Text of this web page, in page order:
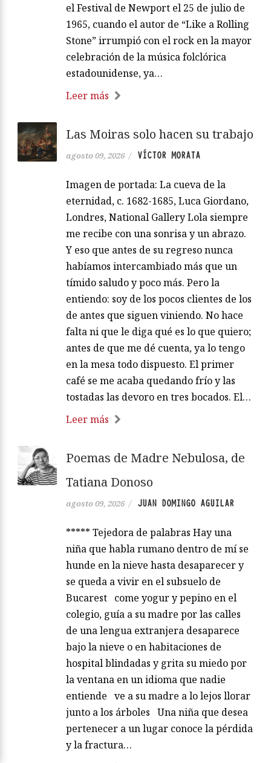
el Festival de Newport el 25 de julio de
1965, cuando el autor de “Like a Rolling
Stone” irrumpió con el rock en la mayor
celebración de la música folclórica
estadounidense, ya…
Leer más
Las Moiras solo hacen su trabajo
agosto 09, 2026 / VÍCTOR MORATA
Imagen de portada: La cueva de la
eternidad, c. 1682-1685, Luca Giordano,
Londres, National Gallery Lola siempre
me recibe con una sonrisa y un abrazo.
Y eso que antes de su regreso nunca
habíamos intercambiado más que un
tímido saludo y poco más. Pero la
entiendo: soy de los pocos clientes de los
de antes que siguen viniendo. No hace
falta ni que le diga qué es lo que quiero;
antes de que me dé cuenta, ya lo tengo
en la mesa todo dispuesto. El primer
café se me acaba quedando frío y las
tostadas las devoro en tres bocados. El…
Leer más
Poemas de Madre Nebulosa, de
Tatiana Donoso
agosto 09, 2026 / JUAN DOMINGO AGUILAR
***** Tejedora de palabras Hay una
niña que habla rumano dentro de mí se
hunde en la nieve hasta desaparecer y
se queda a vivir en el subsuelo de
Bucarest come yogur y pepino en el
colegio, guía a su madre por las calles
de una lengua extranjera desaparece
bajo la nieve o en habitaciones de
hospital blindadas y grita su miedo por
la ventana en un idioma que nadie
entiende ve a su madre a lo lejos llorar
junto a los árboles Una niña que desea
pertenecer a un lugar conoce la pérdida
y la fractura…